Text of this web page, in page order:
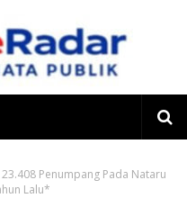
Penumpang Pada Nataru
Lalu*